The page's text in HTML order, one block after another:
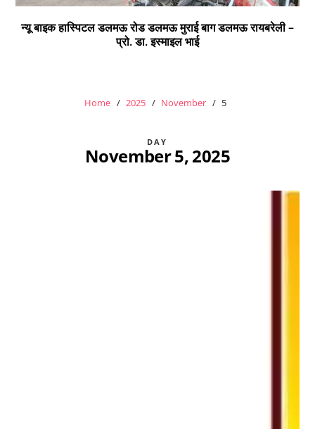
न्यू बाइक हास्पिटल डलमऊ रोड डलमऊ मुराई बाग डलमऊ रायबरेली –
प्रो. डा. इस्माइल भाई
Home 2025 November 5
DAY
November 5, 2025